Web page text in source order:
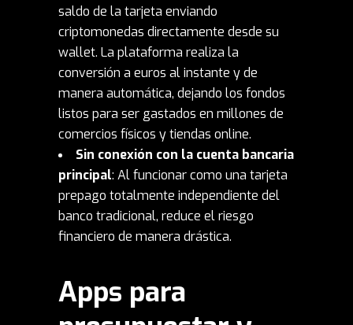
saldo de la tarjeta enviando
criptomonedas directamente desde su
wallet. La plataforma realiza la
conversión a euros al instante y de
manera automática, dejando los fondos
listos para ser gastados en millones de
comercios físicos y tiendas online.
Sin conexión con la cuenta bancaria
principal: Al funcionar como una tarjeta
prepago totalmente independiente del
banco tradicional, reduce el riesgo
financiero de manera drástica.
Apps para